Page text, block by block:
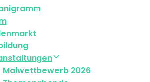
Malwettbewerb 2026